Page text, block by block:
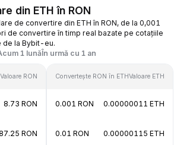
din ETH în RON
de convertire din ETH în RON, de la 0,001
de convertire în timp real bazate pe cotațiile
de la Bybit-eu.
1 lunăÎn urmă cu 1 an
Valoare RON
8.73 RON
RON
Convertește RON în ETHValoare ETH
0.001 RON 0.00000011 ETH
0.01 RON 0.00000115 ETH